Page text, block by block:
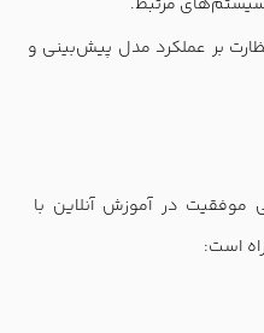
بر عملکرد مدل پیش‌بینی و
در آموزش آنلاین با
است: